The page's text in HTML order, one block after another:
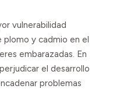
vulnerabilidad
y cadmio en el
embarazadas. En
el desarrollo
problemas